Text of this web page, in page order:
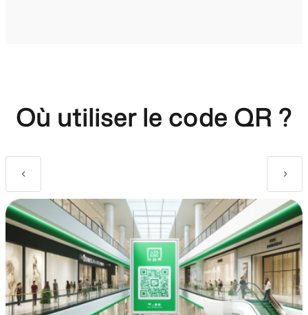
Où utiliser le code QR ?